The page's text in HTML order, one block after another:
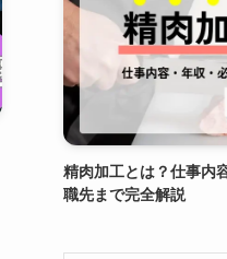
精肉加工とは？仕事内
職先まで完全解説